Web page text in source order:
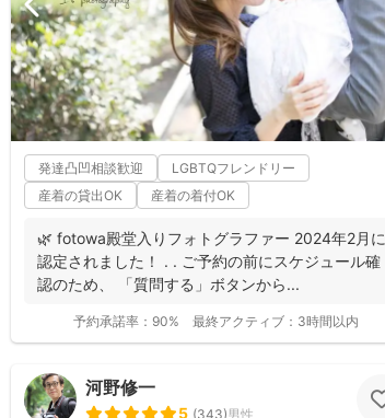
発達凸凹相談歓迎
LGBTQフレンドリー
産着の貸出OK
産着の着付OK
🌿 fotowa殿堂入りフォトグラファー 2024年2月に
認定されました！ . . ご予約の前にスケジュール確
認のため、 「質問する」ボタンから...
予約承諾率： 90% 最終アクティブ： 3時間以内
河野修一
5 (343)男性